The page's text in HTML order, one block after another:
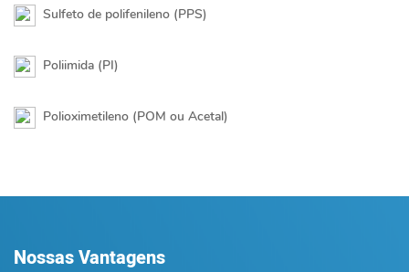
Sulfeto de polifenileno (PPS)
Poliimida (PI)
Polioximetileno (POM ou Acetal)
Nossas Vantagens